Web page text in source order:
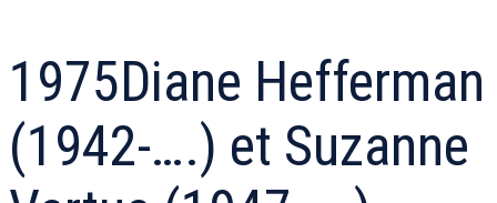
1975Diane Hefferman
(1942-….) et Suzanne